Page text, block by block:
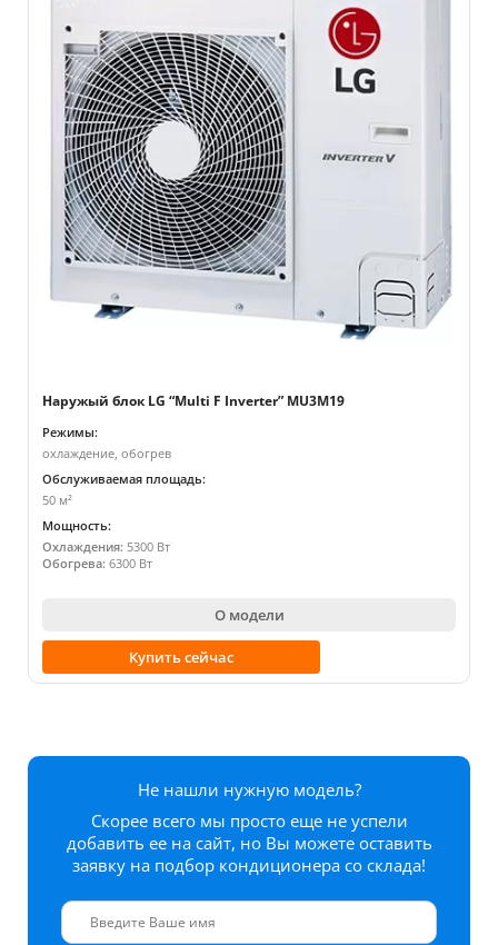
Наружый блок LG “Multi F Inverter” MU3M19
Режимы:
охлаждение, обогрев
Обслуживаемая площадь:
50 м²
Мощность:
Охлаждения: 5300 Вт
Обогрева: 6300 Вт
О модели
Купить сейчас
Не нашли нужную модель?
Скорее всего мы просто еще не успели
добавить ее на сайт, но Вы можете оставить
заявку на подбор кондиционера со склада!